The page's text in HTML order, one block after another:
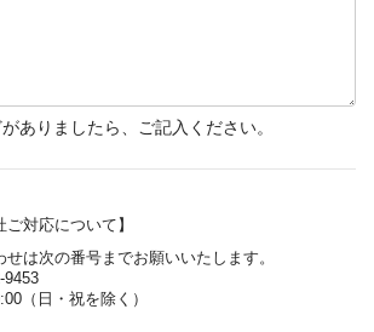
ありましたら、ご記入ください。
ご対応について】
は次の番号までお願いいたします。
9453
（日・祝を除く）